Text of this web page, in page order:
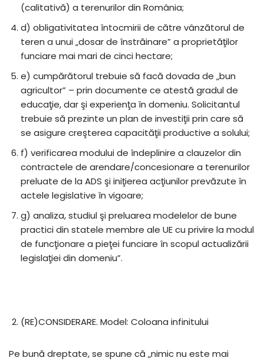
(calitativă) a terenurilor din România;
d) obligativitatea întocmirii de către vânzătorul de
teren a unui „dosar de înstrăinare” a proprietăţilor
funciare mai mari de cinci hectare;
e) cumpărătorul trebuie să facă dovada de „bun
agricultor” – prin documente ce atestă gradul de
educaţie, dar şi experienţa în domeniu. Solicitantul
trebuie să prezinte un plan de investiţii prin care să
se asigure creşterea capacităţii productive a solului;
f) verificarea modului de îndeplinire a clauzelor din
contractele de arendare/concesionare a terenurilor
preluate de la ADS şi iniţierea acţiunilor prevăzute în
actele legislative în vigoare;
g) analiza, studiul şi preluarea modelelor de bune
practici din statele membre ale UE cu privire la modul
de funcţionare a pieţei funciare în scopul actualizării
legislaţiei din domeniu”.
(RE)CONSIDERARE. Model: Coloana infinitului
Pe bună dreptate, se spune că „nimic nu este mai